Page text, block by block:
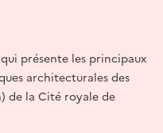
présente les principaux
architecturales des
de la Cité royale de